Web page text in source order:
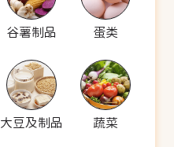
谷薯制品 蛋类
大豆及制品 蔬菜